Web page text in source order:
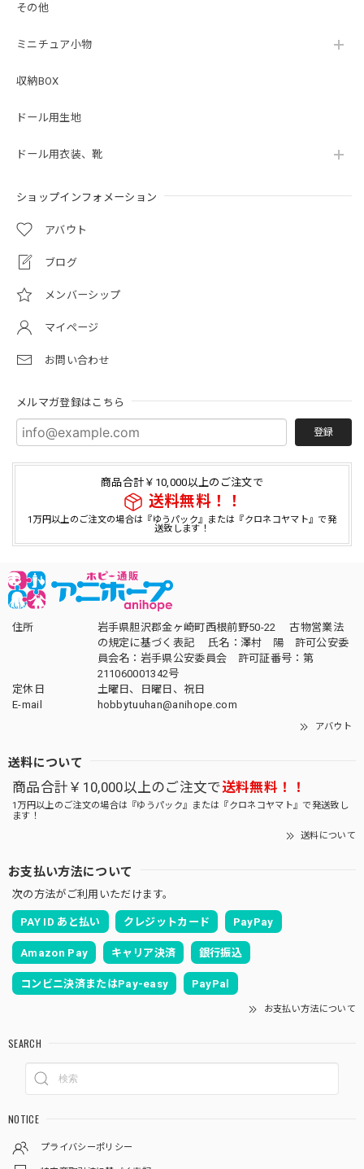
その他
ミニチュア小物
収納BOX
ドール用生地
ドール用衣装、靴
ショップインフォメーション
アバウト
ブログ
メンバーシップ
マイページ
お問い合わせ
メルマガ登録はこちら
登録
商品合計￥10,000以上のご注文で
送料無料！！
1万円以上のご注文の場合は『ゆうパック』または『クロネコヤマト』で発
送致します！
住所
岩手県胆沢郡金ヶ崎町西根前野50-22 古物営業法
の規定に基づく表記 氏名：澤村 陽 許可公安委
員会名：岩手県公安委員会 許可証番号：第
211060001342号
定休日
土曜日、日曜日、祝日
E-mail
hobbytuuhan@anihope.com
アバウト
送料について
商品合計￥10,000以上のご注文で送料無料！！
1万円以上のご注文の場合は『ゆうパック』または『クロネコヤマト』で発送致し
ます！
送料について
お支払い方法について
次の方法がご利用いただけます。
PAY ID あと払い クレジットカード PayPay
Amazon Pay キャリア決済 銀行振込
コンビニ決済またはPay-easy PayPal
お支払い方法について
SEARCH
NOTICE
プライバシーポリシー